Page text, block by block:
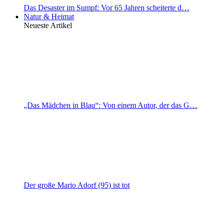
Das Desaster im Sumpf: Vor 65 Jahren scheiterte d…
Natur & Heimat
Neueste Artikel
„Das Mädchen in Blau“: Von einem Autor, der das G…
Der große Mario Adorf (95) ist tot